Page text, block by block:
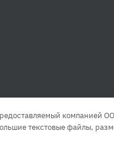
текстовые файлы,